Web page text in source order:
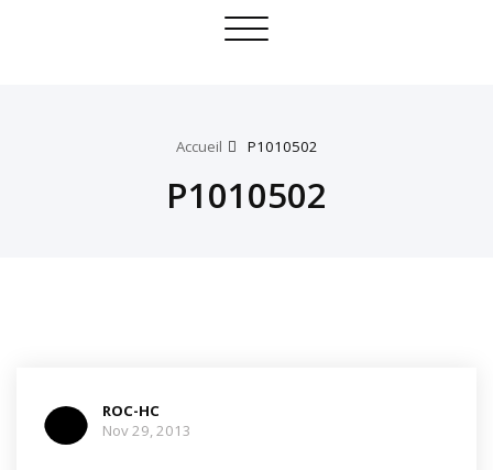
Toggle
Accueil P1010502
P1010502
ROC-HC
Nov 29, 2013